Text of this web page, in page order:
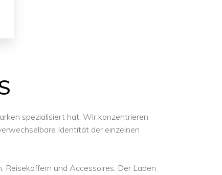
spezialisiert hat. Wir konzentrieren
Identität der einzelnen
und Accessoires. Der Laden